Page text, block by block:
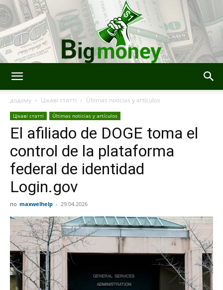
додому Цікаві статті Últimas noticias y artículos
Цікаві статті Últimas noticias y artículos
El afiliado de DOGE toma el
control de la plataforma
federal de identidad
Login.gov
по maxwelhelp - 29.04.2026